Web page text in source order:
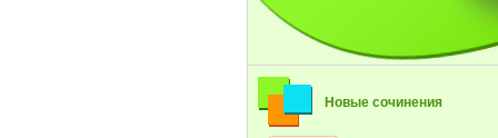
Новые сочинения